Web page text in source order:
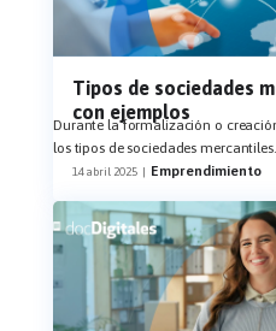
Tipos de sociedades
con ejemplos
Durante la formalización o
los tipos de sociedades mercantiles
14 abril 2025 | Emprendimiento